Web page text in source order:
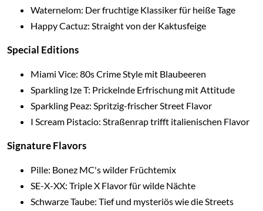
Waternelom: Der fruchtige Klassiker für heiße Tage
Happy Cactuz: Straight von der Kaktusfeige
Special Editions
Miami Vice: 80s Crime Style mit Blaubeeren
Sparkling Ize T: Prickelnde Erfrischung mit Attitude
Sparkling Peaz: Spritzig-frischer Street Flavor
I Scream Pistacio: Straßenrap trifft italienischen Flavor
Signature Flavors
Pille: Bonez MC's wilder Früchtemix
SE-X-XX: Triple X Flavor für wilde Nächte
Schwarze Taube: Tief und mysteriös wie die Streets